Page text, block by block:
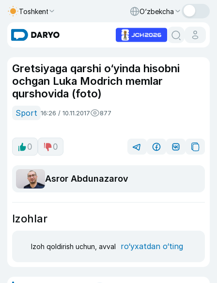
Toshkent O‘zbekcha
Gretsiyaga qarshi o‘yinda hisobni
ochgan Luka Modrich memlar
qurshovida (foto)
Sport 16:26 / 10.11.2017 877
0 0
Asror Abdunazarov
Izohlar
Izoh qoldirish uchun, avval ro‘yxatdan o‘ting